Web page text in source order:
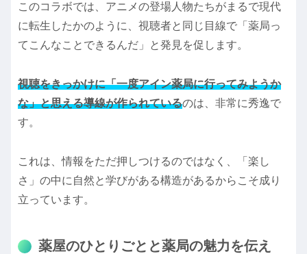
このコラボでは、アニメの登場人物たちがまるで現代
に転生したかのように、視聴者と同じ目線で「薬局っ
てこんなことできるんだ」と発見を促します。
視聴をきっかけに「一度アイン薬局に行ってみようか
な」と思える導線が作られているのは、非常に秀逸で
す。
これは、情報をただ押しつけるのではなく、「楽し
さ」の中に自然と学びがある構造があるからこそ成り
立っています。
薬屋のひとりごとと薬局の魅力を伝え